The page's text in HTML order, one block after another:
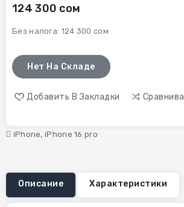
124 300 сом
Без налога: 124 300 сом
Нет На Складе
Добавить В Закладки
iPhone,iPhone 16 pro
Описание Характеристики